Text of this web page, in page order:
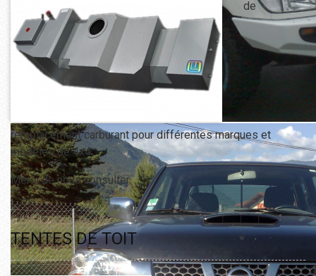
de
remplacement carburant pour différentes marques et
modèles de 4x4.
Merci de nous consulter.
TENTES DE TOIT